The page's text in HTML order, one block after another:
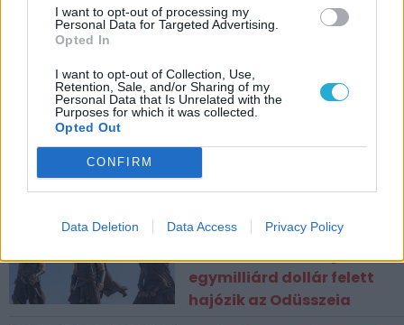
I want to opt-out of processing my
Personal Data for Targeted Advertising.
Opted In
I want to opt-out of Collection, Use,
Retention, Sale, and/or Sharing of my
Personal Data that Is Unrelated with the
Purposes for which it was collected.
Opted Out
CONFIRM
Data Deletion Data Access Privacy Policy
CÍMKÉK
ESPORT1 HÍREK
Elbukott a
kommenthadsereg, már
egymilliárd dollár felett
hajózik az Odüsszeia